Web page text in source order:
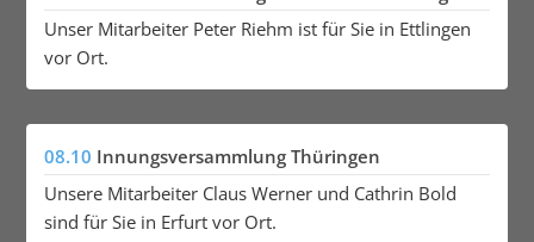
Unser Mitarbeiter Peter Riehm ist für Sie in Ettlingen
vor Ort.
08.10 Innungsversammlung Thüringen
Unsere Mitarbeiter Claus Werner und Cathrin Bold
sind für Sie in Erfurt vor Ort.